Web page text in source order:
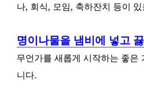
나, 회식, 모임, 축하잔치 등이
명이나물을 냄비에 넣고
무언가를 새롭게 시작하는 좋은
니다.